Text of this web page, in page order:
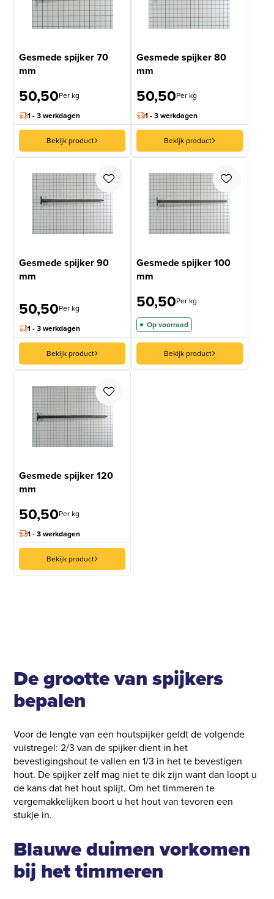
Gesmede spijker 70
mm
50,50Per kg
1 - 3 werkdagen
Bekijk product
Gesmede spijker 80
mm
50,50Per kg
1 - 3 werkdagen
Bekijk product
Gesmede spijker 90
mm
50,50Per kg
1 - 3 werkdagen
Bekijk product
Gesmede spijker 100
mm
50,50Per kg
Op voorraad
Bekijk product
Gesmede spijker 120
mm
50,50Per kg
1 - 3 werkdagen
Bekijk product
De grootte van spijkers
bepalen
Voor de lengte van een houtspijker geldt de volgende
vuistregel: 2/3 van de spijker dient in het
bevestigingshout te vallen en 1/3 in het te bevestigen
hout. De spijker zelf mag niet te dik zijn want dan loopt u
de kans dat het hout splijt. Om het timmeren te
vergemakkelijken boort u het hout van tevoren een
stukje in.
Blauwe duimen vorkomen
bij het timmeren